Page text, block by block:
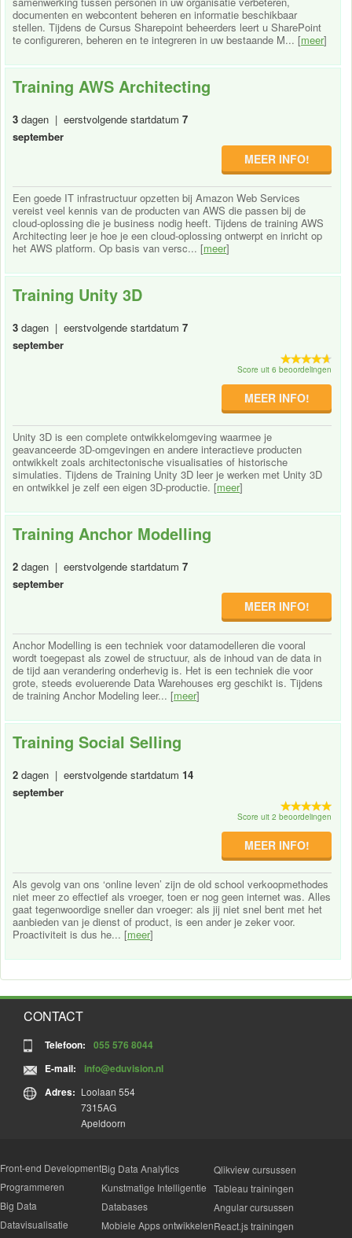
documenten en webcontent beheren en informatie beschikbaar
stellen. Tijdens de Cursus Sharepoint beheerders leert u SharePoint
te configureren, beheren en te integreren in uw bestaande M... [meer]
Training AWS Architecting
3 dagen | eerstvolgende startdatum 7
september
MEER INFO!
Een goede IT infrastructuur opzetten bij Amazon Web Services
vereist veel kennis van de producten van AWS die passen bij de
cloud-oplossing die je business nodig heeft. Tijdens de training AWS
Architecting leer je hoe je een cloud-oplossing ontwerpt en inricht op
het AWS platform. Op basis van versc... [meer]
Training Unity 3D
3 dagen | eerstvolgende startdatum 7
september
Score uit 6 beoordelingen
MEER INFO!
Unity 3D is een complete ontwikkelomgeving waarmee je
geavanceerde 3D-omgevingen en andere interactieve producten
ontwikkelt zoals architectonische visualisaties of historische
simulaties. Tijdens de Training Unity 3D leer je werken met Unity 3D
en ontwikkel je zelf een eigen 3D-productie. [meer]
Training Anchor Modelling
2 dagen | eerstvolgende startdatum 7
september
MEER INFO!
Anchor Modelling is een techniek voor datamodelleren die vooral
wordt toegepast als zowel de structuur, als de inhoud van de data in
de tijd aan verandering onderhevig is. Het is een techniek die voor
grote, steeds evoluerende Data Warehouses erg geschikt is. Tijdens
de training Anchor Modeling leer... [meer]
Training Social Selling
2 dagen | eerstvolgende startdatum 14
september
Score uit 2 beoordelingen
MEER INFO!
Als gevolg van ons ‘online leven’ zijn de old school verkoopmethodes
niet meer zo effectief als vroeger, toen er nog geen internet was. Alles
gaat tegenwoordige sneller dan vroeger: als jij niet snel bent met het
aanbieden van je dienst of product, is een ander je zeker voor.
Proactiviteit is dus he... [meer]
CONTACT
Telefoon:
055 576 8044
E-mail:
info@eduvision.nl
Adres: Loolaan 554
7315AG
Apeldoorn
Front-end Development
Programmeren
Big Data
Datavisualisatie
Big Data Analytics
Kunstmatige Intelligentie
Databases
Mobiele Apps ontwikkelen
Qlikview cursussen
Tableau trainingen
Angular cursussen
React.js trainingen